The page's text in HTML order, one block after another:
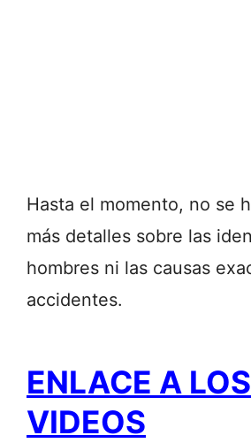
Hasta el momento, no se
más detalles sobre las
hombres ni las causas
accidentes.
ENLACE A
VIDEOS